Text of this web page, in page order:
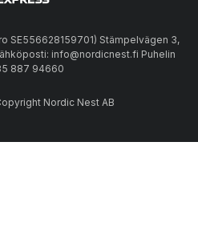
SE556628159701) Stämpelvägen 3,
info@nordicnest.fi Puhelin
887 94660
Nordic Nest AB